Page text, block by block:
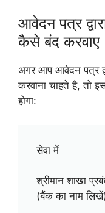
आवेदन पत्र
कैसे बंद करवाए
अगर आप आवेदन पत्र
करवाना चाहते है, तो
होगा:
सेवा में
श्रीमान शाखा
(बैंक का नाम